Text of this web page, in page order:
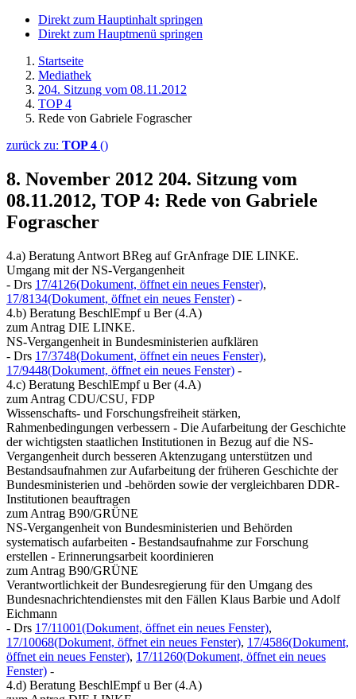
Direkt zum Hauptinhalt springen
Direkt zum Hauptmenü springen
Startseite
Mediathek
204. Sitzung vom 08.11.2012
TOP 4
Rede von Gabriele Fograscher
zurück zu: TOP 4 ()
8. November 2012 204. Sitzung vom
08.11.2012, TOP 4: Rede von Gabriele
Fograscher
4.a) Beratung Antwort BReg auf GrAnfrage DIE LINKE.
Umgang mit der NS-Vergangenheit
- Drs 17/4126(Dokument, öffnet ein neues Fenster),
17/8134(Dokument, öffnet ein neues Fenster) -
4.b) Beratung BeschlEmpf u Ber (4.A)
zum Antrag DIE LINKE.
NS-Vergangenheit in Bundesministerien aufklären
- Drs 17/3748(Dokument, öffnet ein neues Fenster),
17/9448(Dokument, öffnet ein neues Fenster) -
4.c) Beratung BeschlEmpf u Ber (4.A)
zum Antrag CDU/CSU, FDP
Wissenschafts- und Forschungsfreiheit stärken,
Rahmenbedingungen verbessern - Die Aufarbeitung der Geschichte
der wichtigsten staatlichen Institutionen in Bezug auf die NS-
Vergangenheit durch besseren Aktenzugang unterstützen und
Bestandsaufnahmen zur Aufarbeitung der früheren Geschichte der
Bundesministerien und -behörden sowie der vergleichbaren DDR-
Institutionen beauftragen
zum Antrag B90/GRÜNE
NS-Vergangenheit von Bundesministerien und Behörden
systematisch aufarbeiten - Bestandsaufnahme zur Forschung
erstellen - Erinnerungsarbeit koordinieren
zum Antrag B90/GRÜNE
Verantwortlichkeit der Bundesregierung für den Umgang des
Bundesnachrichtendienstes mit den Fällen Klaus Barbie und Adolf
Eichmann
- Drs 17/11001(Dokument, öffnet ein neues Fenster),
17/10068(Dokument, öffnet ein neues Fenster), 17/4586(Dokument,
öffnet ein neues Fenster), 17/11260(Dokument, öffnet ein neues
Fenster) -
4.d) Beratung BeschlEmpf u Ber (4.A)